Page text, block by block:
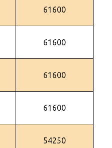
61600
61600
61600
61600
54250